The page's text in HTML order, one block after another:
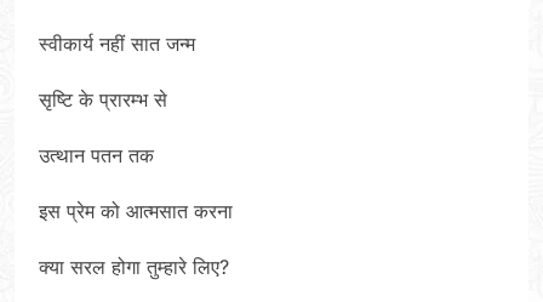
स्वीकार्य नहीं सात जन्म
सृष्टि के प्रारम्भ से
उत्थान पतन तक
इस प्रेम को आत्मसात करना
क्या सरल होगा तुम्हारे लिए?